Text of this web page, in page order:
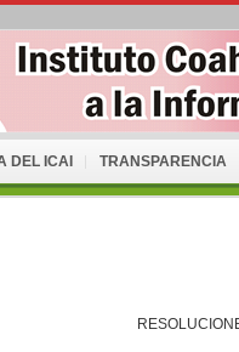
DEL ICAI TRANSPARENCIA